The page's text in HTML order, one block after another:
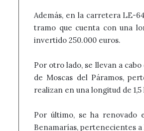
Además, en la carretera LE-
tramo que cuenta con una
invertido 250.000 euros.
Por otro lado, se llevan a
de Moscas del Páramos,
realizan en una longitud de
Por último, se ha renovado
Benamarías, pertenecientes